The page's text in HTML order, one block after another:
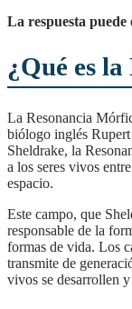
La respuesta
¿Qué es
La Resonancia Mórfica es una teoría propuesta por el bioquímico y
biólogo inglés Rupert
Sheldrake, la
a los seres vivos
espacio.
Este campo, que Sheldrake denomina el campo mórfico, es el
responsable de la
formas de vida. Los
transmite de
vivos se desarrollen